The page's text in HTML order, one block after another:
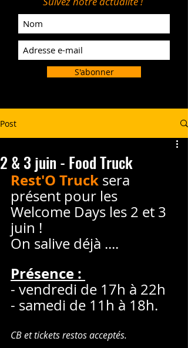
S'abonner
Post
2 & 3 juin - Food Truck
Rest'O Truck sera
présent pour les
Welcome Days les 2 et 3
juin !
On salive déjà ....
Présence :
- vendredi de 17h à 22h
- samedi de 11h à 18h.
CB et tickets restos acceptés.